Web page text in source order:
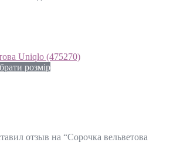
Uniqlo (475270)
розмір
отзыв на “Сорочка вельветова